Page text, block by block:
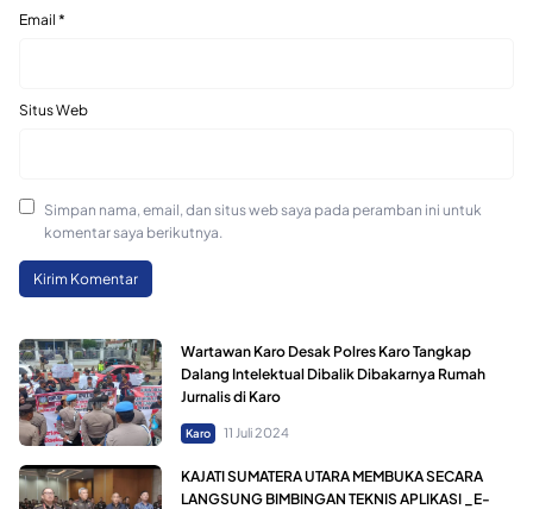
Email *
Situs Web
Simpan nama, email, dan situs web saya pada peramban ini untuk
komentar saya berikutnya.
Wartawan Karo Desak Polres Karo Tangkap
Dalang Intelektual Dibalik Dibakarnya Rumah
Jurnalis di Karo
Karo 11 Juli 2024
KAJATI SUMATERA UTARA MEMBUKA SECARA
LANGSUNG BIMBINGAN TEKNIS APLIKASI _E-